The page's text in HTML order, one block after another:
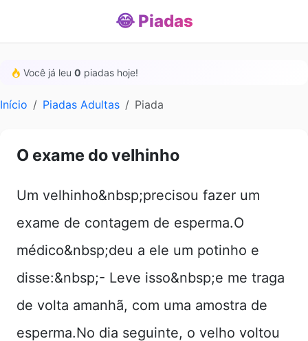
😂 Piadas
Você já leu 0 piadas hoje!
Início Piadas Adultas Piada
O exame do velhinho
Um velhinho&nbsp;precisou fazer um
exame de contagem de esperma.O
médico&nbsp;deu a ele um potinho e
disse:&nbsp;- Leve isso&nbsp;e me traga
de volta amanhã, com uma amostra de
esperma.No dia seguinte, o velho voltou